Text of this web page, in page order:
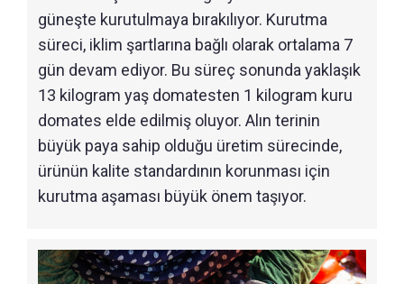
güneşte kurutulmaya bırakılıyor. Kurutma
süreci, iklim şartlarına bağlı olarak ortalama 7
gün devam ediyor. Bu süreç sonunda yaklaşık
13 kilogram yaş domatesten 1 kilogram kuru
domates elde edilmiş oluyor. Alın terinin
büyük paya sahip olduğu üretim sürecinde,
ürünün kalite standardının korunması için
kurutma aşaması büyük önem taşıyor.